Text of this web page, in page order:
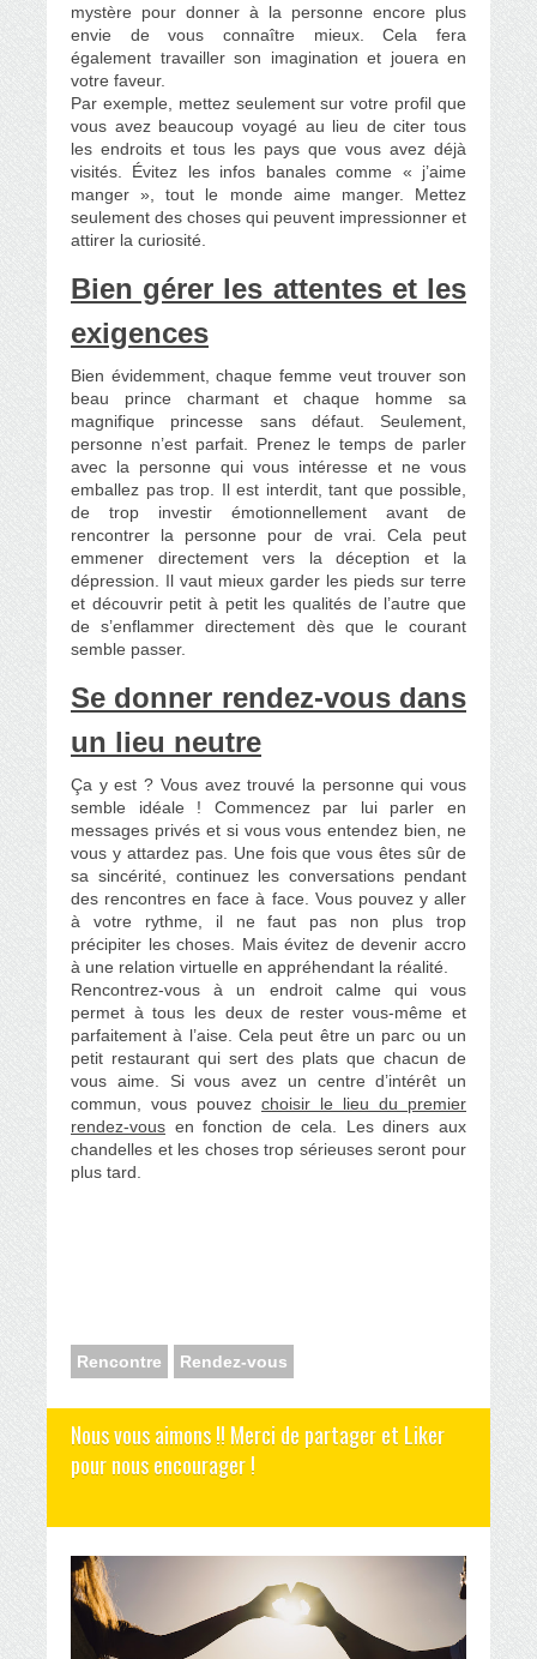
mystère pour donner à la personne encore plus
envie de vous connaître mieux. Cela fera
également travailler son imagination et jouera en
votre faveur.
Par exemple, mettez seulement sur votre profil que
vous avez beaucoup voyagé au lieu de citer tous
les endroits et tous les pays que vous avez déjà
visités. Évitez les infos banales comme « j’aime
manger », tout le monde aime manger. Mettez
seulement des choses qui peuvent impressionner et
attirer la curiosité.
Bien gérer les attentes et les
exigences
Bien évidemment, chaque femme veut trouver son
beau prince charmant et chaque homme sa
magnifique princesse sans défaut. Seulement,
personne n’est parfait. Prenez le temps de parler
avec la personne qui vous intéresse et ne vous
emballez pas trop. Il est interdit, tant que possible,
de trop investir émotionnellement avant de
rencontrer la personne pour de vrai. Cela peut
emmener directement vers la déception et la
dépression. Il vaut mieux garder les pieds sur terre
et découvrir petit à petit les qualités de l’autre que
de s’enflammer directement dès que le courant
semble passer.
Se donner rendez-vous dans
un lieu neutre
Ça y est ? Vous avez trouvé la personne qui vous
semble idéale ! Commencez par lui parler en
messages privés et si vous vous entendez bien, ne
vous y attardez pas. Une fois que vous êtes sûr de
sa sincérité, continuez les conversations pendant
des rencontres en face à face. Vous pouvez y aller
à votre rythme, il ne faut pas non plus trop
précipiter les choses. Mais évitez de devenir accro
à une relation virtuelle en appréhendant la réalité.
Rencontrez-vous à un endroit calme qui vous
permet à tous les deux de rester vous-même et
parfaitement à l’aise. Cela peut être un parc ou un
petit restaurant qui sert des plats que chacun de
vous aime. Si vous avez un centre d’intérêt un
commun, vous pouvez choisir le lieu du premier
rendez-vous en fonction de cela. Les diners aux
chandelles et les choses trop sérieuses seront pour
plus tard.
Rencontre Rendez-vous
Nous vous aimons !! Merci de partager et Liker
pour nous encourager !